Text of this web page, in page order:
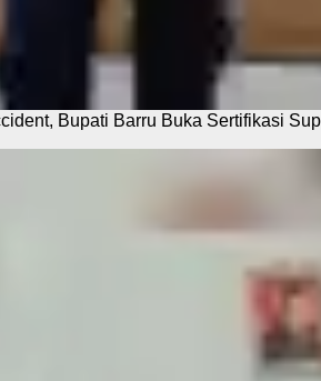
Bupati Barru Buka Sertifikasi